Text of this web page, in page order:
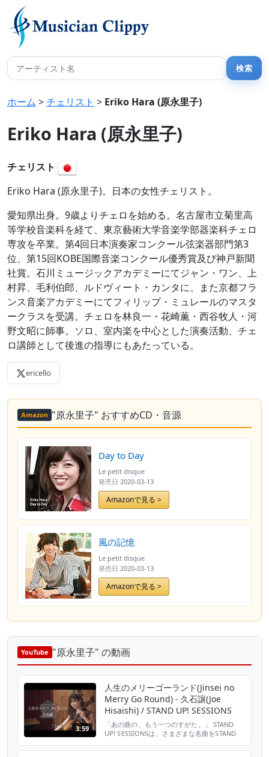
ホーム >チェリスト > Eriko Hara (原永里子)
Eriko Hara (原永里子)
チェリスト
Eriko Hara (原永里子)。日本の女性チェリスト。
愛知県出身。9歳よりチェロを始める。名古屋市立菊里高
等学校音楽科を経て、東京藝術大学音楽学部器楽科チェロ
専攻を卒業。第4回日本演奏家コンクール弦楽器部門第3
位、第15回KOBE国際音楽コンクール優秀賞及び神戸新聞
社賞。石川ミュージックアカデミーにてジャン・ワン、上
村昇、毛利伯郎、ルドヴィート・カンタに、また京都フラ
ンス音楽アカデミーにてフィリップ・ミュレールのマスタ
ークラスを受講。チェロを林良一・花崎薫・西谷牧人・河
野文昭に師事。ソロ、室内楽を中心とした演奏活動、チェ
ロ講師として後進の指導にもあたっている。
ericello
Amazon "原永里子" おすすめCD・音源
Day to Day
Le petit disque
発売日 2020-03-13
Amazonで見る >
風の記憶
Le petit disque
発売日 2020-03-13
Amazonで見る >
YouTube "原永里子" の動画
3:59
人生のメリーゴーランド(Jinsei no
Merry Go Round) - 久石譲(Joe
Hisaishi) / STAND UP! SESSIONS
「あの曲の、もう一つのすがた。」 STAND
UP! SESSIONSは、さまざまな名曲をSTAND